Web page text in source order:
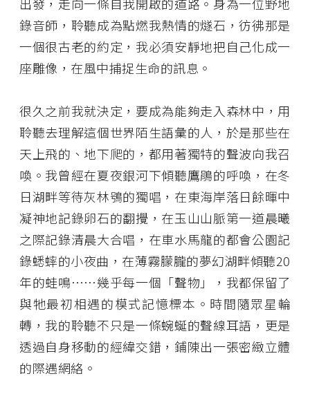
錄音師，聆聽成為點燃我熱情的燧石，彷彿那是
一個很古老的約定，我必須安靜地把自己化成一
座雕像，在風中捕捉生命的訊息。
很久之前我就決定，要成為能夠走入森林中，用
聆聽去理解這個世界陌生語彙的人，於是那些在
天上飛的、地下爬的，都用著獨特的聲波向我召
喚。我曾經在夏夜銀河下傾聽鷹鵑的呼喚，在冬
日湖畔等待灰林鴞的獨唱，在東海岸落日餘暉中
凝神地記錄卵石的翻攪，在玉山山脈第一道晨曦
之際記錄清晨大合唱，在車水馬龍的都會公園記
錄蟋蟀的小夜曲，在薄霧朦朧的夢幻湖畔傾聽20
年的蛙鳴⋯⋯幾乎每一個「聲物」，我都保留了
與牠最初相遇的模式記憶標本。時間隨眾星輪
轉，我的聆聽不只是一條蜿蜒的聲線耳語，更是
透過自身移動的經緯交錯，鋪陳出一張密緻立體
的際遇網絡。